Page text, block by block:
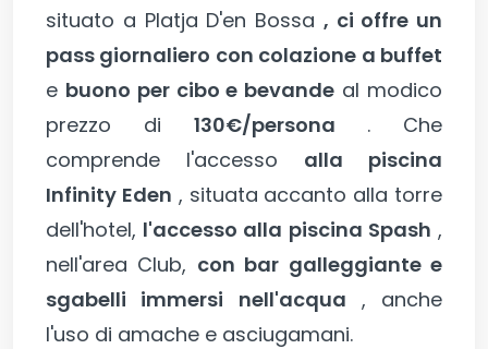
situato a Platja D'en Bossa , ci offre un
pass giornaliero con colazione a buffet
e buono per cibo e bevande al modico
prezzo di 130€/persona . Che
comprende l'accesso alla piscina
Infinity Eden , situata accanto alla torre
dell'hotel, l'accesso alla piscina Spash ,
nell'area Club, con bar galleggiante e
sgabelli immersi nell'acqua , anche
l'uso di amache e asciugamani.